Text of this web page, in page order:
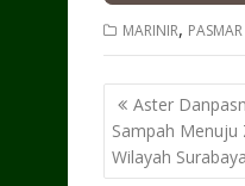
MARINIR,
Post
navigation
Aster
Sampah Menuju
Wilayah Surabaya